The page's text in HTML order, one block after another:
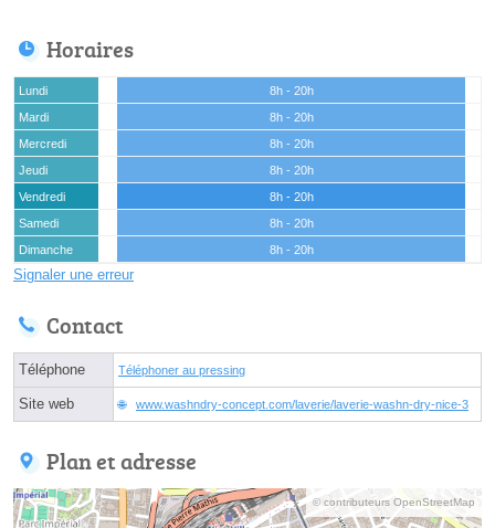
Horaires
Lundi
8h - 20h
Mardi
8h - 20h
Mercredi
8h - 20h
Jeudi
8h - 20h
Vendredi
8h - 20h
Samedi
8h - 20h
Dimanche
8h - 20h
Signaler une erreur
Contact
Téléphone Téléphoner au pressing
Site web www.washndry-concept.com/laverie/laverie-washn-dry-nice-3
Plan et adresse
© contributeurs OpenStreetMap